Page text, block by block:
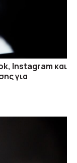
Instagram και
για